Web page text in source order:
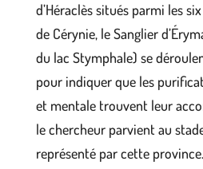
d’Héraclès situés parmi les
de Cérynie, le Sanglier
du lac Stymphale) se
pour indiquer que les
et mentale trouvent leur
le chercheur parvient au
représenté par cette province.